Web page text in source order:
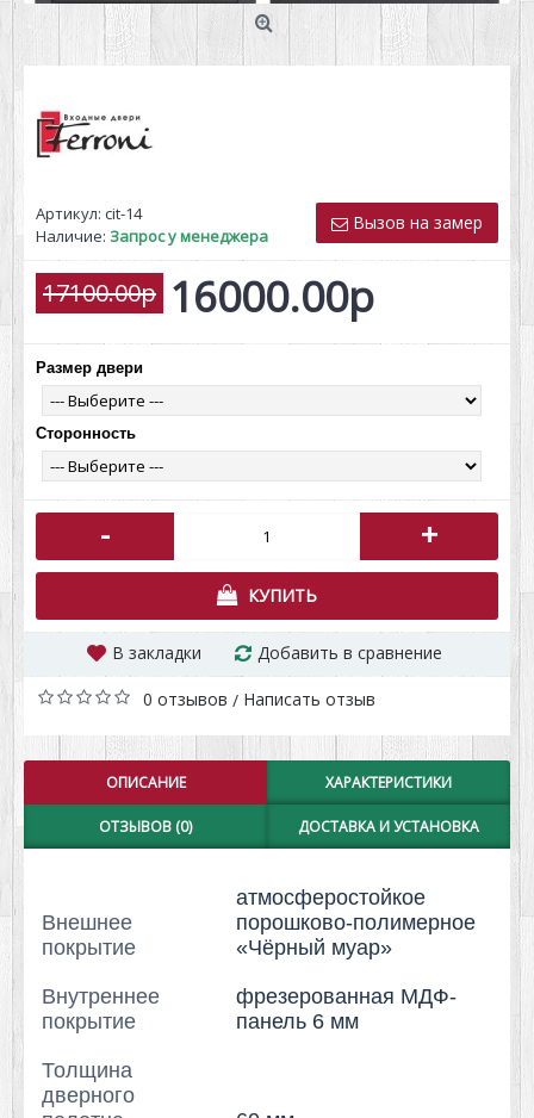
Вызов на замер
Артикул: cit-14
Наличие: Запрос у менеджера
17100.00р 16000.00р
Размер двери
Сторонность
- +
КУПИТЬ
В закладки Добавить в сравнение
0 отзывов / Написать отзыв
ОПИСАНИЕ ХАРАКТЕРИСТИКИ
ОТЗЫВОВ (0) ДОСТАВКА И УСТАНОВКА
Внешнее
покрытие
атмосферостойкое
порошково-полимерное
«Чёрный муар»
Внутреннее
покрытие
фрезерованная МДФ-
панель 6 мм
Толщина
дверного